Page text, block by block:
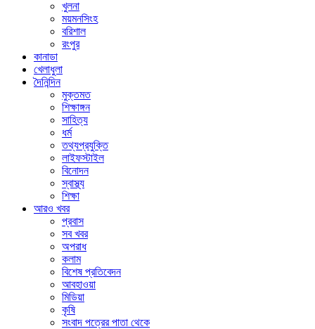
খুলনা
ময়মনসিংহ
বরিশাল
রংপুর
কানাডা
খেলাধুলা
দৈনিন্দিন
মুক্তমত
শিক্ষাঙ্গন
সাহিত্য
ধর্ম
তথ্যপ্রযুক্তি
লাইফস্টাইল
বিনোদন
স্বাস্থ্য
শিক্ষা
আরও খবর
প্রবাস
সব খবর
অপরাধ
কলাম
বিশেষ প্রতিবেদন
আবহাওয়া
মিডিয়া
কৃষি
সংবাদ পত্রের পাতা থেকে